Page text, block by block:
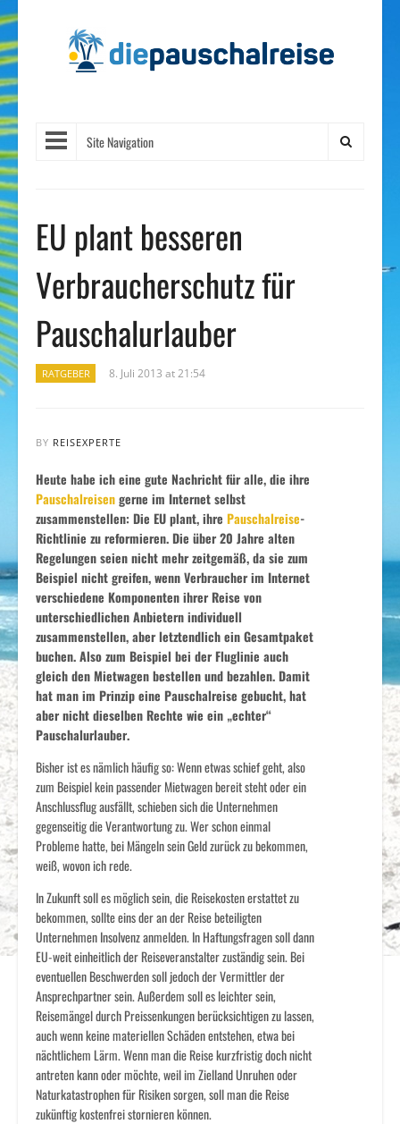
Site Navigation
EU plant besseren
Verbraucherschutz für
Pauschalurlauber
RATGEBER 8. Juli 2013 at 21:54
BY REISEXPERTE
Heute habe ich eine gute Nachricht für alle, die ihre
Pauschalreisengerne im Internet selbst
zusammenstellen: Die EU plant, ihre Pauschalreise-
Richtlinie zu reformieren. Die über 20 Jahre alten
Regelungen seien nicht mehr zeitgemäß, da sie zum
Beispiel nicht greifen, wenn Verbraucher im Internet
verschiedene Komponenten ihrer Reise von
unterschiedlichen Anbietern individuell
zusammenstellen, aber letztendlich ein Gesamtpaket
buchen. Also zum Beispiel bei der Fluglinie auch
gleich den Mietwagen bestellen und bezahlen. Damit
hat man im Prinzip eine Pauschalreise gebucht, hat
aber nicht dieselben Rechte wie ein „echter“
Pauschalurlauber.
Bisher ist es nämlich häufig so: Wenn etwas schief geht, also
zum Beispiel kein passender Mietwagen bereit steht oder ein
Anschlussflug ausfällt, schieben sich die Unternehmen
gegenseitig die Verantwortung zu. Wer schon einmal
Probleme hatte, bei Mängeln sein Geld zurück zu bekommen,
weiß, wovon ich rede.
In Zukunft soll es möglich sein, die Reisekosten erstattet zu
bekommen, sollte eins der an der Reise beteiligten
Unternehmen Insolvenz anmelden. In Haftungsfragen soll dann
EU-weit einheitlich der Reiseveranstalter zuständig sein. Bei
eventuellen Beschwerden soll jedoch der Vermittler der
Ansprechpartner sein. Außerdem soll es leichter sein,
Reisemängel durch Preissenkungen berücksichtigen zu lassen,
auch wenn keine materiellen Schäden entstehen, etwa bei
nächtlichem Lärm. Wenn man die Reise kurzfristig doch nicht
antreten kann oder möchte, weil im Zielland Unruhen oder
Naturkatastrophen für Risiken sorgen, soll man die Reise
zukünftig kostenfrei stornieren können.